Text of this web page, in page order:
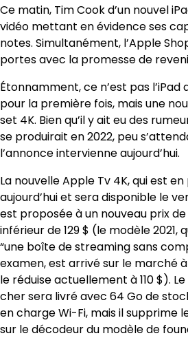
Ce matin, Tim Cook d’un nouvel
vidéo mettant en évidence ses
notes. Simultanément, l’Apple
portes avec la promesse de
Étonnamment, ce n’est pas l’iPad
pour la première fois, mais une
set 4K. Bien qu’il y ait eu des
se produirait en 2022, peu
l’annonce intervienne aujourd’hui.
La nouvelle Apple Tv 4K, qui est
aujourd’hui et sera disponible le
est proposée à un nouveau prix
inférieur de 129 $ (le modèle 2021,
“une boîte de streaming sans
examen, est arrivé sur le marché à
le réduise actuellement à 110 $).
cher sera livré avec 64 Go de
en charge Wi-Fi, mais il supprime
sur le décodeur du modèle de